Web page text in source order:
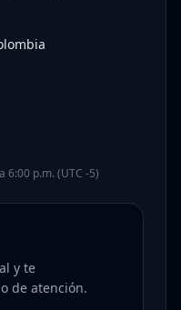
6:00 p.m. (UTC -5)
y te
de atención.